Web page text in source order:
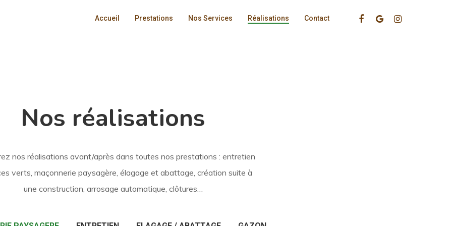
Accueil Prestations Nos Services Réalisations Contact FacebookGoogle-Instagram
Nos réalisations
nos réalisations avant/après dans toutes nos prestations : entretien
verts, maçonnerie paysagère, élagage et abattage, création suite à
une construction, arrosage automatique, clôtures…